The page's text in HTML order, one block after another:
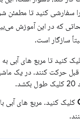
سفارشی کنید تا مطمئن
که در این آموزش
سازگار است.
کنید تا مربع های آبی
حرکت کنند. در یک
کلیک کنید. مربع های آبی